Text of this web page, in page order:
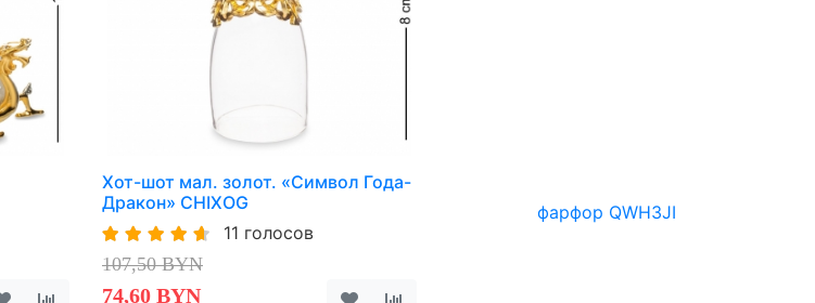
Хот-шот мал. золот. «Символ Года-
Дракон» CHIXOG
11 голосов
107,50 BYN
74,60 BYN